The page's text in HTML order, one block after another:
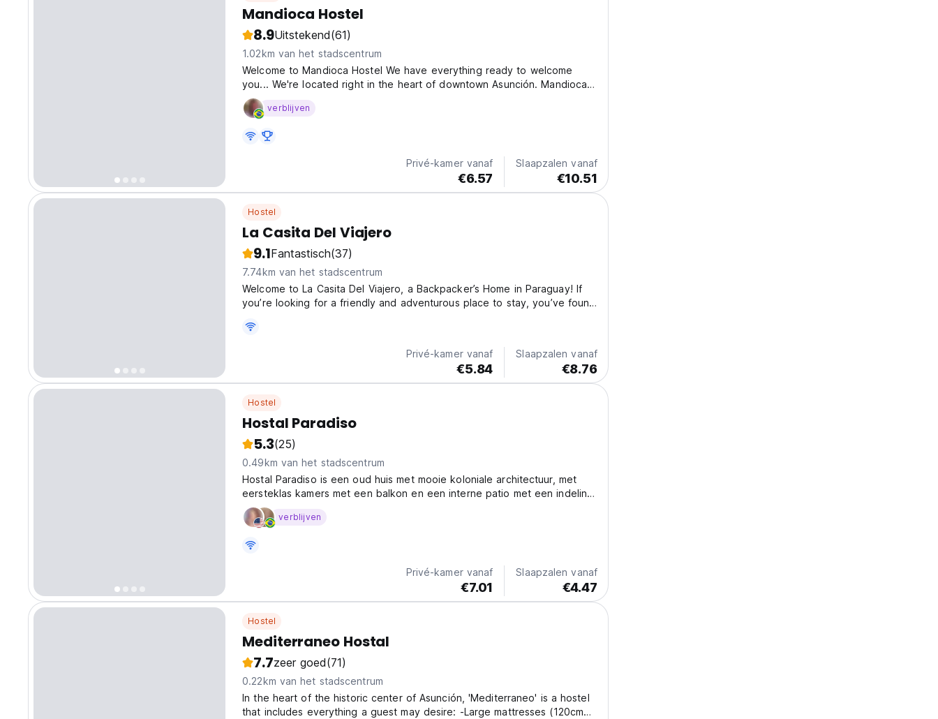
Mandioca Hostel
8.9Uitstekend(61)
1.02km van het stadscentrum
Welcome to Mandioca Hostel We have everything ready to welcome
you... We're located right in the heart of downtown Asunción. Mandioca
offers a super relaxed and fun atmosphere where you can feel right at
home! We have shared rooms for 8 and 12 people with...
verblijven
Privé-kamer vanaf
€6.57
Slaapzalen vanaf
€10.51
Hostel
La Casita Del Viajero
9.1Fantastisch(37)
7.74km van het stadscentrum
Welcome to La Casita Del Viajero, a Backpacker’s Home in Paraguay! If
you’re looking for a friendly and adventurous place to stay, you’ve found
meeting new people. We have five dogs and...
Privé-kamer vanaf
€5.84
Slaapzalen vanaf
€8.76
Hostel
Hostal Paradiso
5.3(25)
0.49km van het stadscentrum
Hostal Paradiso is een oud huis met mooie koloniale architectuur, met
eersteklas kamers met een balkon en een interne patio met een indeling
die zowel sociale interactie als privacy bevordert.
verblijven
Privé-kamer vanaf
€7.01
Slaapzalen vanaf
€4.47
Hostel
Mediterraneo Hostal
7.7zeer goed(71)
0.22km van het stadscentrum
In the heart of the historic center of Asunción, 'Mediterraneo' is a hostel
that includes everything a guest may desire: -Large mattresses (120cm